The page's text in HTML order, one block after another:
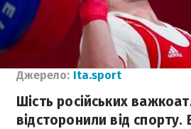
Джерело: Ita.sport
Шість російських
відсторонили від